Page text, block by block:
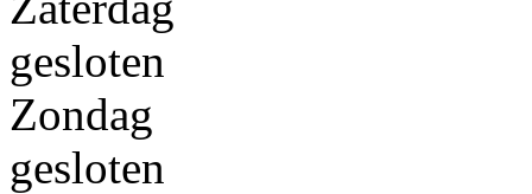
gesloten
Zondag
gesloten